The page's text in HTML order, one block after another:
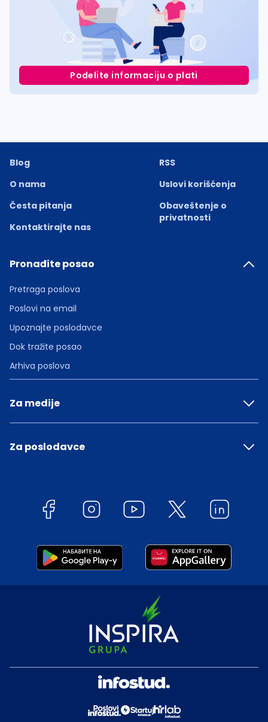
Podelite informaciju o plati
Blog
O nama
Česta pitanja
Kontaktirajte nas
RSS
Uslovi korišćenja
Obaveštenje o
privatnosti
Pronađite posao
Pretraga poslova
Poslovi na email
Upoznajte poslodavce
Dok tražite posao
Arhiva poslova
Za medije
Za poslodavce